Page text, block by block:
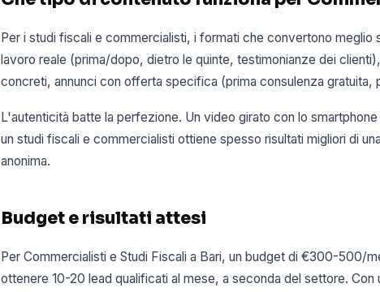
Per i studi fiscali e commercialisti, i formati che convertono meglio
lavoro reale (prima/dopo, dietro le quinte, testimonianze dei
concreti, annunci con offerta specifica (prima consulenza gratuita,
L'autenticità batte la perfezione. Un video girato con lo
un studi fiscali e commercialisti ottiene spesso risultati migliori di
anonima.
Budget e risultati attesi
Per Commercialisti e Studi Fiscali a Bari, un budget di €300-500/
ottenere 10-20 lead qualificati al mese, a seconda del settore.